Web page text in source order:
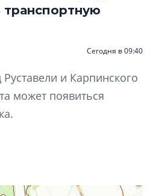
транспортную
Сегодня в 09:40
и Карпинского
может появиться